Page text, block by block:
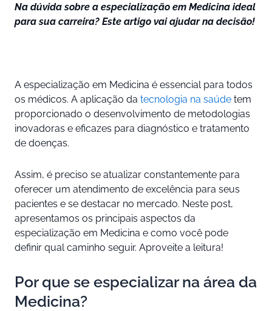
Na dúvida sobre a especialização em Medicina ideal
para sua carreira? Este artigo vai ajudar na decisão!
A especialização em Medicina é essencial para todos
os médicos. A aplicação da tecnologia na saúde tem
proporcionado o desenvolvimento de metodologias
inovadoras e eficazes para diagnóstico e tratamento
de doenças.
Assim, é preciso se atualizar constantemente para
oferecer um atendimento de excelência para seus
pacientes e se destacar no mercado. Neste post,
apresentamos os principais aspectos da
especialização em Medicina e como você pode
definir qual caminho seguir. Aproveite a leitura!
Por que se especializar na área da
Medicina?